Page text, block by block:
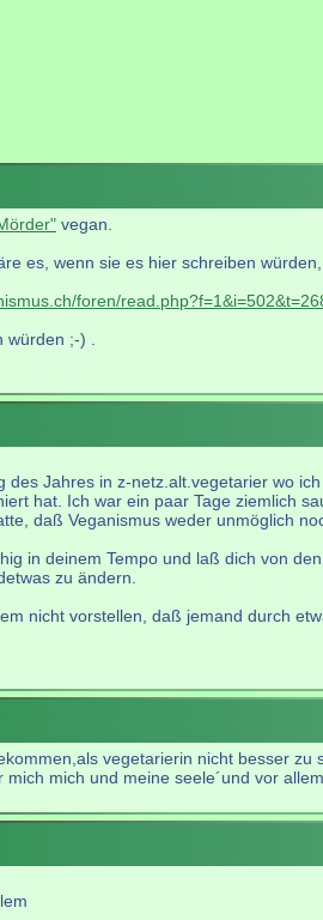
vegan.
es, wenn sie es hier schreiben
foren/
;-) .
Jahres in z-netz.alt.vegetarier wo
hat. Ich war ein paar Tage ziemlich
daß Veganismus weder unmöglich
in deinem Tempo und laß dich von
zu ändern.
nicht vorstellen, daß jemand durch
vegetarierin nicht besser
mich und meine seele´und vor